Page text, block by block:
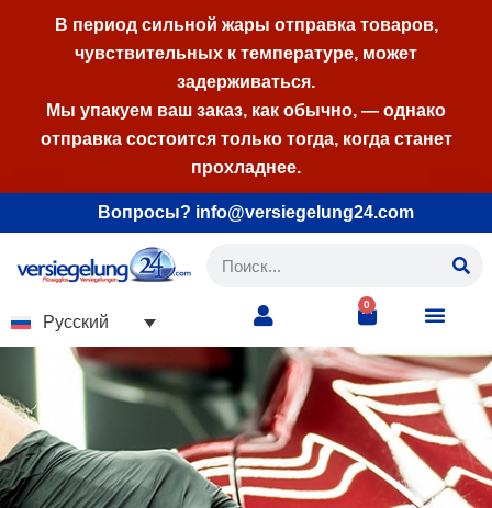
Перейти
содержимому
В период сильной жары отправка товаров,
чувствительных к температуре, может
задерживаться.
Мы упакуем ваш заказ, как обычно, — однако
отправка состоится только тогда, когда станет
прохладнее.
Вопросы? info@versiegelung24.com
Русский
0